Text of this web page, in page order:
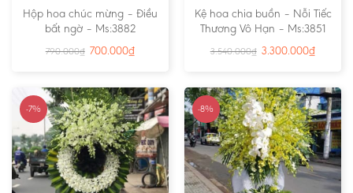
Hộp hoa chúc mừng – Điều
bất ngờ – Ms:3882
790.000₫ 700.000₫
Kệ hoa chia buồn – Nỗi Tiếc
Thương Vô Hạn – Ms:3851
3.540.000₫ 3.300.000₫
-7% -8%